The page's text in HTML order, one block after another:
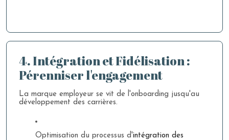
4. Intégration et Fidélisation :
Pérenniser l'engagement
La marque employeur se vit de l'onboarding jusqu'au
développement des carrières.
Optimisation du processus d'intégration des